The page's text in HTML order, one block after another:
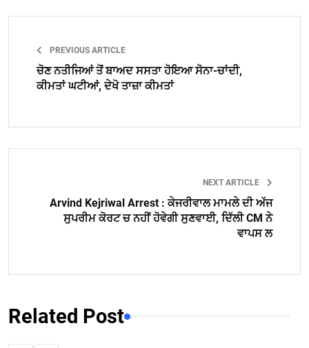
PREVIOUS ARTICLE
ਚੋਣ ਨਤੀਜਿਆਂ ਤੋਂ ਬਾਅਦ ਸਸਤਾ ਹੋਇਆ ਸੋਨਾ-ਚਾਂਦੀ,
ਕੀਮਤਾਂ ਘਟੀਆਂ, ਦੇਖੋ ਤਾਜ਼ਾ ਕੀਮਤਾਂ
NEXT ARTICLE
Arvind Kejriwal Arrest : ਕੇਜਰੀਵਾਲ ਮਾਮਲੇ ਦੀ ਅੱਜ
ਸੁਪਰੀਮ ਕੋਰਟ ਚ ਨਹੀਂ ਹੋਵੇਗੀ ਸੁਣਵਾਈ, ਦਿੱਲੀ CM ਨੇ
ਵਾਪਸ ਲ
Related Post